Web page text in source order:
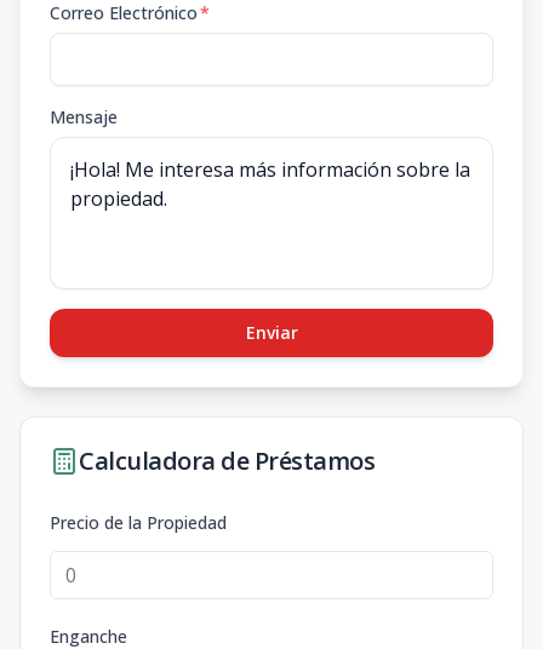
Correo Electrónico*
Mensaje
Enviar
Calculadora de Préstamos
Precio de la Propiedad
Enganche